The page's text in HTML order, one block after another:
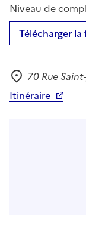
Niveau de
Télécharger la
Adresse
70 Rue
Itinéraire